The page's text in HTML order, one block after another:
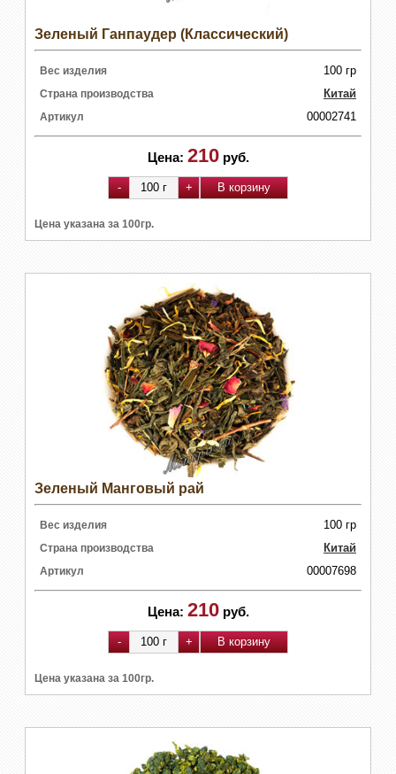
Зеленый Ганпаудер (Классический)
Вес изделия 100 гр
Страна производства Китай
Артикул 00002741
Цена: 210 руб.
Цена указана за 100гр.
Зеленый Манговый рай
Вес изделия 100 гр
Страна производства Китай
Артикул 00007698
Цена: 210 руб.
Цена указана за 100гр.